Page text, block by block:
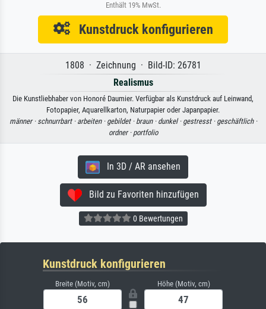
Enthält 19% MwSt.
Kunstdruck konfigurieren
1808 · Zeichnung · Bild-ID: 26781
Realismus
Die Kunstliebhaber von Honoré Daumier. Verfügbar als Kunstdruck auf Leinwand,
Fotopapier, Aquarellkarton, Naturpapier oder Japanpapier.
männer · schnurrbart · arbeiten · gebildet · braun · dunkel · gestresst · geschäftlich ·
ordner · portfolio
In 3D / AR ansehen
Bild zu Favoriten hinzufügen
0 Bewertungen
Kunstdruck konfigurieren
Breite (Motiv, cm) Höhe (Motiv, cm)